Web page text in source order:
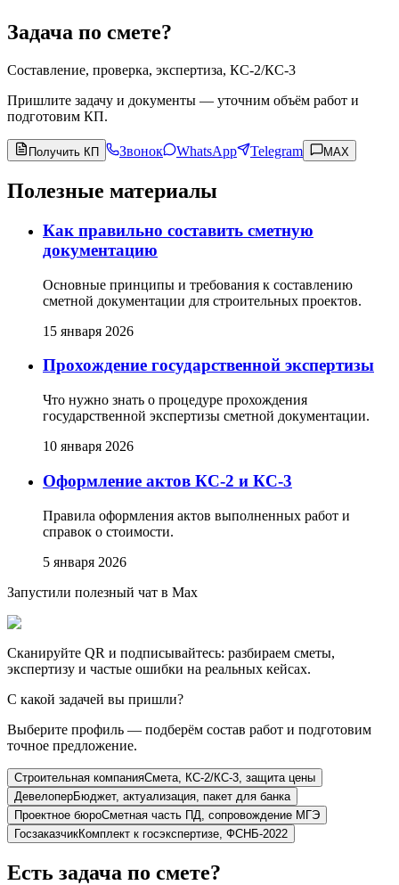
Задача по смете?
Составление, проверка, экспертиза, КС-2/КС-3
Пришлите задачу и документы — уточним объём работ и
подготовим КП.
Получить КП Звонок WhatsApp Telegram MAX
Полезные материалы
Как правильно составить сметную
документацию
Основные принципы и требования к составлению
сметной документации для строительных проектов.
15 января 2026
Прохождение государственной экспертизы
Что нужно знать о процедуре прохождения
государственной экспертизы сметной документации.
10 января 2026
Оформление актов КС-2 и КС-3
Правила оформления актов выполненных работ и
справок о стоимости.
5 января 2026
Запустили полезный чат в Max
Сканируйте QR и подписывайтесь: разбираем сметы,
экспертизу и частые ошибки на реальных кейсах.
С какой задачей вы пришли?
Выберите профиль — подберём состав работ и подготовим
точное предложение.
Строительная компанияСмета, КС-2/КС-3, защита цены
ДевелоперБюджет, актуализация, пакет для банка
Проектное бюроСметная часть ПД, сопровождение МГЭ
ГосзаказчикКомплект к госэкспертизе, ФСНБ-2022
Есть задача по смете?